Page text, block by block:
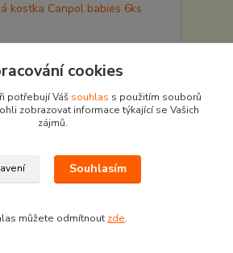
Skladem v e-shopu
cookies
potřebují Váš souhlas s použitím souborů
zobrazovat informace týkající se Vašich
zájmů.
Souhlasím
můžete odmítnout zde.